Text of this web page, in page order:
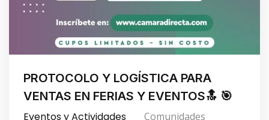
PROTOCOLO Y LOGÍSTICA PARA
VENTAS EN FERIAS Y EVENTOS🔝 🎯
Eventos y Actividades Comunidades